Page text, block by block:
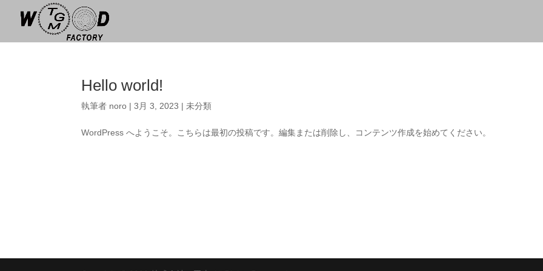
Hello world!
執筆者 noro |3月 3, 2023 | 未分類
WordPress へようこそ。こちらは最初の投稿です。編集または削除し、コンテンツ作成を始めてください。